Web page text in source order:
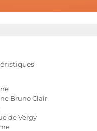
Bruno Clair
de Vergy